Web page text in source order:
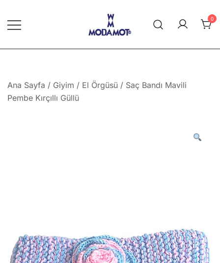
content
Modamot E-Ticaret
0
Ana Sayfa / Giyim / El Örgüsü / Saç Bandı Mavili
Pembe Kırçıllı Güllü